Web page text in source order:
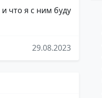
что я с ним буду
29.08.2023